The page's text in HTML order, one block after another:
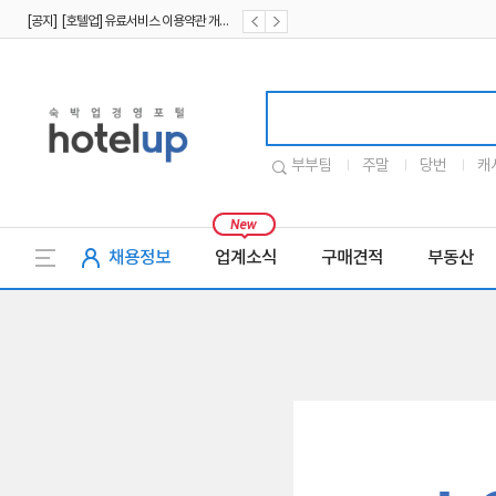
[공지] [호텔업] 유료서비스 이용약관 개정본2 (19.09.02)
부부팀 주말 당번 캐
채용정보 업계소식 구매견적 부동산